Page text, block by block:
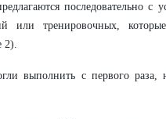
последовательно с
или тренировочных,
2).
выполнить с первого раза,